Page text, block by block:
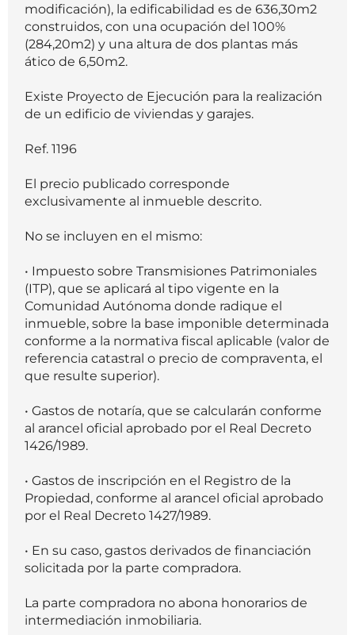
modificación), la edificabilidad es de 636,30m2
construidos, con una ocupación del 100%
(284,20m2) y una altura de dos plantas más
ático de 6,50m2.
Existe Proyecto de Ejecución para la realización
de un edificio de viviendas y garajes.
Ref. 1196
El precio publicado corresponde
exclusivamente al inmueble descrito.
No se incluyen en el mismo:
• Impuesto sobre Transmisiones Patrimoniales
(ITP), que se aplicará al tipo vigente en la
Comunidad Autónoma donde radique el
inmueble, sobre la base imponible determinada
conforme a la normativa fiscal aplicable (valor de
referencia catastral o precio de compraventa, el
que resulte superior).
• Gastos de notaría, que se calcularán conforme
al arancel oficial aprobado por el Real Decreto
1426/1989.
• Gastos de inscripción en el Registro de la
Propiedad, conforme al arancel oficial aprobado
por el Real Decreto 1427/1989.
• En su caso, gastos derivados de financiación
solicitada por la parte compradora.
La parte compradora no abona honorarios de
intermediación inmobiliaria.